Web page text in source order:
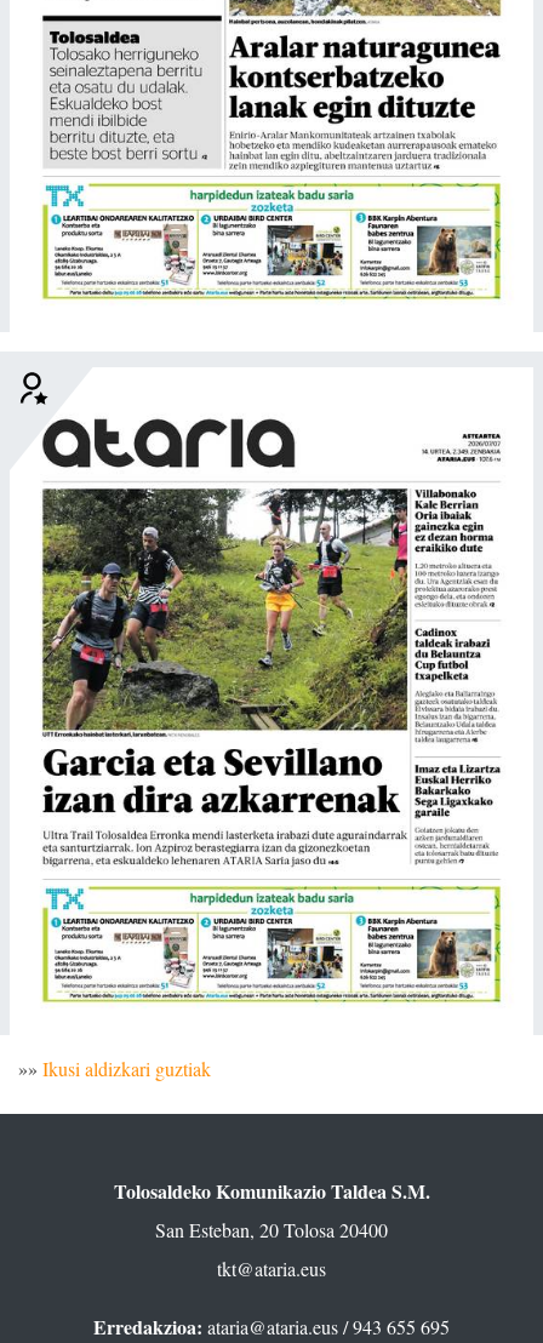
»» Ikusi aldizkari guztiak
Tolosaldeko Komunikazio Taldea S.M.
San Esteban, 20 Tolosa 20400
tkt@ataria.eus
Erredakzioa: ataria@ataria.eus/ 943 655 695